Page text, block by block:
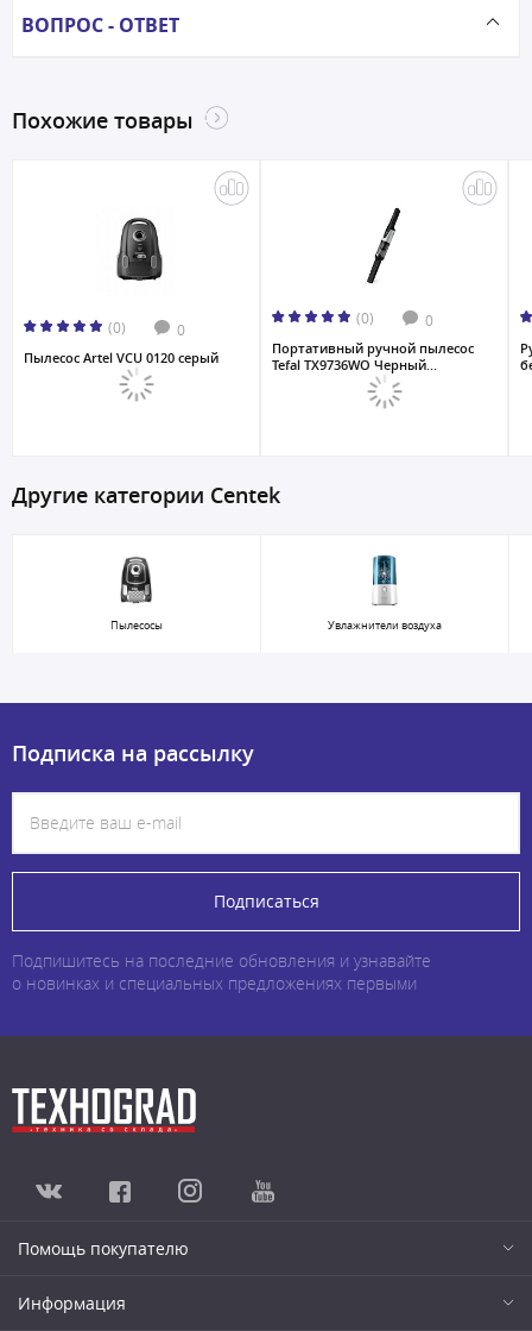
ВОПРОС - ОТВЕТ
Похожие товары
(0) 0
Пылесос Artel VCU 0120 серый
(0) 0
Портативный ручной пылесос
Tefal TX9736WO Черный...
Другие категории Centek
Пылесосы Увлажнители воздуха
Подписка на рассылку
Подписаться
Подпишитесь на последние обновления и узнавайте
о новинках и специальных предложениях первыми
Помощь покупателю
Информация